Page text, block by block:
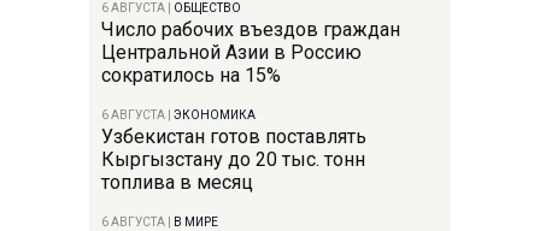
6 АВГУСТА ОБЩЕСТВО
Число рабочих въездов граждан
Центральной Азии в Россию
сократилось на 15%
6 АВГУСТА ЭКОНОМИКА
Узбекистан готов поставлять
Кыргызстану до 20 тыс. тонн
топлива в месяц
6 АВГУСТА В МИРЕ